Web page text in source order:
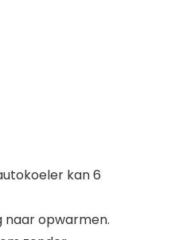
kan 6
naar opwarmen.